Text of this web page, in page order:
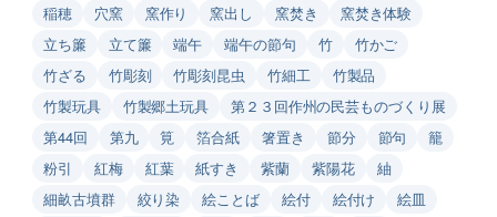
稲穂
穴窯 窯作り 窯出し 窯焚き
窯焚き体験
立ち簾
立て簾 端午 端午の節句 竹
竹かご
竹ざる
竹彫刻 竹彫刻昆虫 竹細工
竹製品
竹製玩具
竹製郷土玩具
第２３回作州の民芸ものづくり展
第44回
第九 筧 箔合紙 箸置き 節分 節句
籠
粉引
紅梅 紅葉 紙すき 紫蘭 紫陽花
紬
細畝古墳群
絞り染 絵ことば 絵付 絵付け
絵皿